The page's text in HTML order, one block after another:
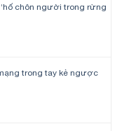
chôn người trong rừng
trong tay kẻ ngược